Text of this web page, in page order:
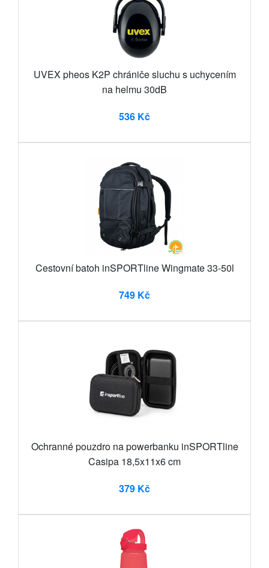
UVEX pheos K2P chrániče sluchu s uchycením
na helmu 30dB
536 Kč
Cestovní batoh inSPORTline Wingmate 33-50l
749 Kč
Ochranné pouzdro na powerbanku inSPORTline
Casipa 18,5x11x6 cm
379 Kč